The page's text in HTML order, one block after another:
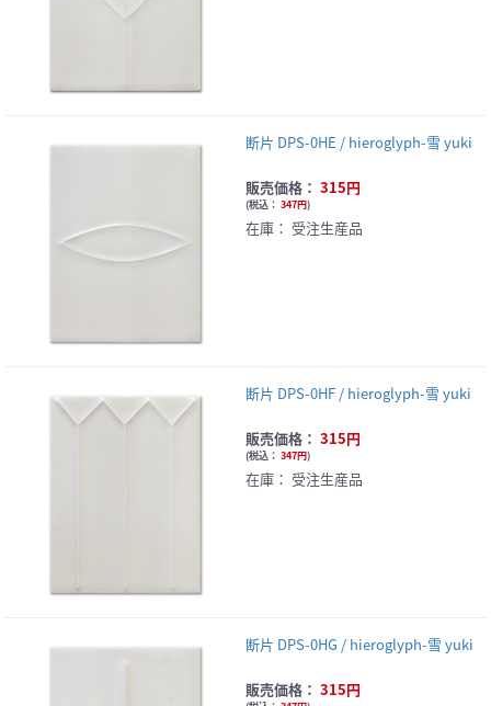
断片 DPS-0HE / hieroglyph-雪 yuki
販売価格： 315円
(税込： 347円)
在庫： 受注生産品
断片 DPS-0HF / hieroglyph-雪 yuki
販売価格： 315円
(税込： 347円)
在庫： 受注生産品
断片 DPS-0HG / hieroglyph-雪 yuki
販売価格： 315円